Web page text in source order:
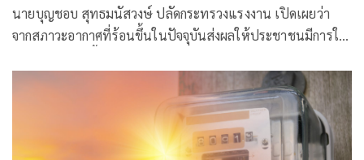
นายบุญชอบ สุทธมนัสวงษ์ ปลัดกระทรวงแรงงาน เปิดเผยว่า
จากสภาวะอากาศที่ร้อนขึ้นในปัจจุบันส่งผลให้ประชาชนมีการใช้
ไฟฟ้าเป็นจำนวนมาก ส่งผลให้ค่าไฟเพิ่มสูงขึ้นอย่างเห็นได้ชัด